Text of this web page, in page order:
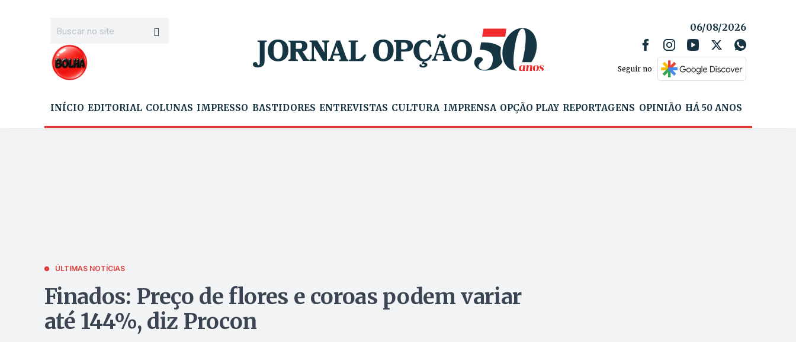
06/08/2026
Seguir no
INÍCIO EDITORIAL COLUNAS IMPRESSO BASTIDORES ENTREVISTAS CULTURA IMPRENSA OPÇÃO PLAY REPORTAGENS OPINIÃO HÁ 50 ANOS
ÚLTIMAS NOTÍCIAS
Finados: Preço de flores e coroas podem variar
até 144%, diz Procon